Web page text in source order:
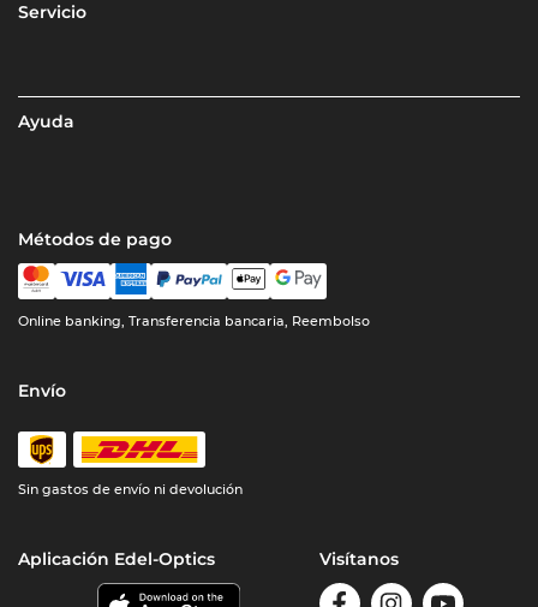
Servicio
Ayuda
Métodos de pago
Online banking, Transferencia bancaria, Reembolso
Envío
Sin gastos de envío ni devolución
Aplicación Edel-Optics Visítanos